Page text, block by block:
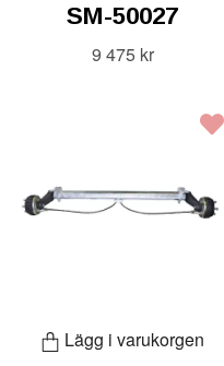
SM-50027
9 475 kr
Lägg i varukorgen